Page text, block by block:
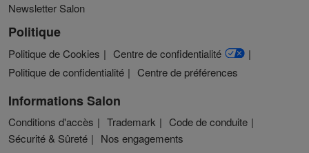
Newsletter Salon
Politique
Politique de Cookies
Centre de confidentialité
Politique de confidentialité
Centre de préférences
Informations Salon
Conditions d'accès Trademark
Code de conduite
Sécurité & Sûreté
Nos engagements